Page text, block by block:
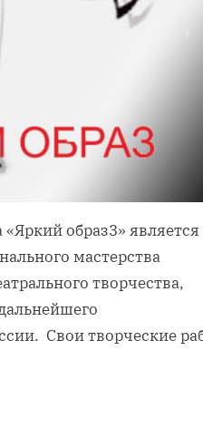
образ3» является
мастерства
творчества,
Свои творческие